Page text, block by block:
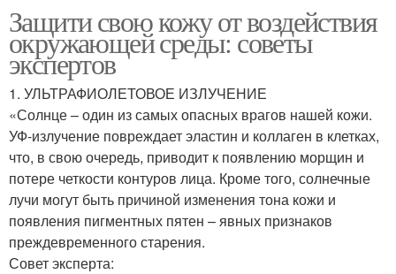
Защити свою кожу от воздействия
окружающей среды: советы
экспертов
1. УЛЬТРАФИОЛЕТОВОЕ ИЗЛУЧЕНИЕ
«Солнце – один из самых опасных врагов нашей кожи.
УФ-излучение повреждает эластин и коллаген в клетках,
что, в свою очередь, приводит к появлению морщин и
потере четкости контуров лица. Кроме того, солнечные
лучи могут быть причиной изменения тона кожи и
появления пигментных пятен – явных признаков
преждевременного старения.
Совет эксперта: